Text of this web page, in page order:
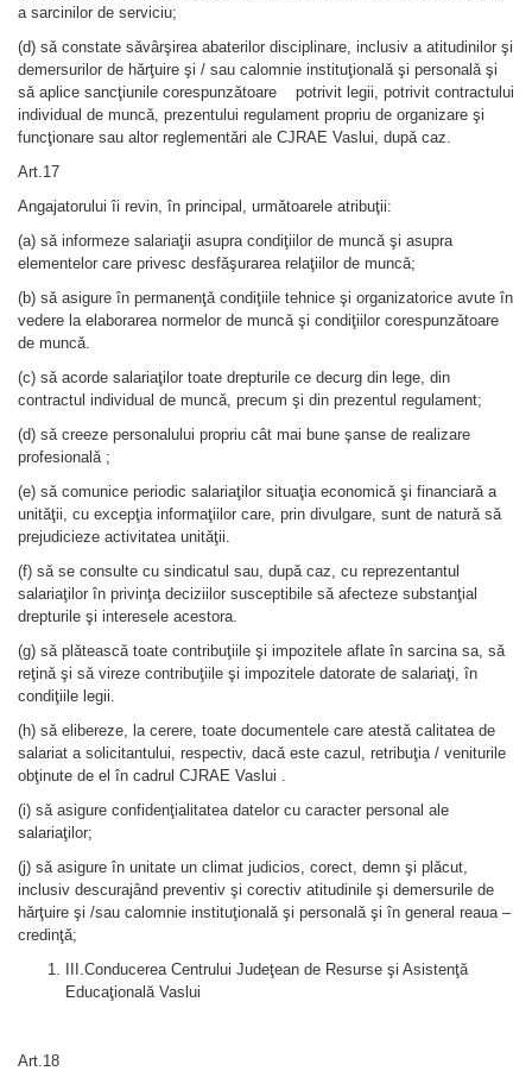
a sarcinilor de serviciu;
(d) sǎ constate sǎvârşirea abaterilor disciplinare, inclusiv a atitudinilor şi
demersurilor de hǎrţuire şi / sau calomnie instituţionalǎ şi personalǎ şi
sǎ aplice sancţiunile corespunzǎtoare potrivit legii, potrivit contractului
individual de muncǎ, prezentului regulament propriu de organizare şi
funcţionare sau altor reglementǎri ale CJRAE Vaslui, dupǎ caz.
Art.17
Angajatorului îi revin, în principal, urmǎtoarele atribuţii:
(a) sǎ informeze salariaţii asupra condiţiilor de muncǎ şi asupra
elementelor care privesc desfǎşurarea relaţiilor de muncǎ;
(b) sǎ asigure în permanenţǎ condiţiile tehnice şi organizatorice avute în
vedere la elaborarea normelor de muncǎ şi condiţiilor corespunzǎtoare
de muncǎ.
(c) sǎ acorde salariaţilor toate drepturile ce decurg din lege, din
contractul individual de muncǎ, precum şi din prezentul regulament;
(d) sǎ creeze personalului propriu cât mai bune şanse de realizare
profesionalǎ ;
(e) sǎ comunice periodic salariaţilor situaţia economicǎ şi financiarǎ a
unitǎţii, cu excepţia informaţiilor care, prin divulgare, sunt de naturǎ sǎ
prejudicieze activitatea unitǎţii.
(f) sǎ se consulte cu sindicatul sau, dupǎ caz, cu reprezentantul
salariaţilor în privinţa deciziilor susceptibile sǎ afecteze substanţial
drepturile şi interesele acestora.
(g) sǎ plǎteascǎ toate contribuţiile şi impozitele aflate în sarcina sa, sǎ
reţinǎ şi sǎ vireze contribuţiile şi impozitele datorate de salariaţi, în
condiţiile legii.
(h) sǎ elibereze, la cerere, toate documentele care atestǎ calitatea de
salariat a solicitantului, respectiv, dacǎ este cazul, retribuţia / veniturile
obţinute de el în cadrul CJRAE Vaslui .
(i) sǎ asigure confidenţialitatea datelor cu caracter personal ale
salariaţilor;
(j) sǎ asigure în unitate un climat judicios, corect, demn şi plǎcut,
inclusiv descurajând preventiv şi corectiv atitudinile şi demersurile de
hǎrţuire şi /sau calomnie instituţionalǎ şi personalǎ şi în general reaua –
credinţǎ;
III.Conducerea Centrului Judeţean de Resurse şi Asistenţă
Educaţională Vaslui
Art.18